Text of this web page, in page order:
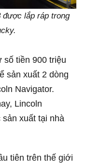
được lắp ráp trong
tiền 900 triệu
sản xuất 2 dòng
Navigator.
Lincoln
xuất tại nhà
tiên trên thế giới